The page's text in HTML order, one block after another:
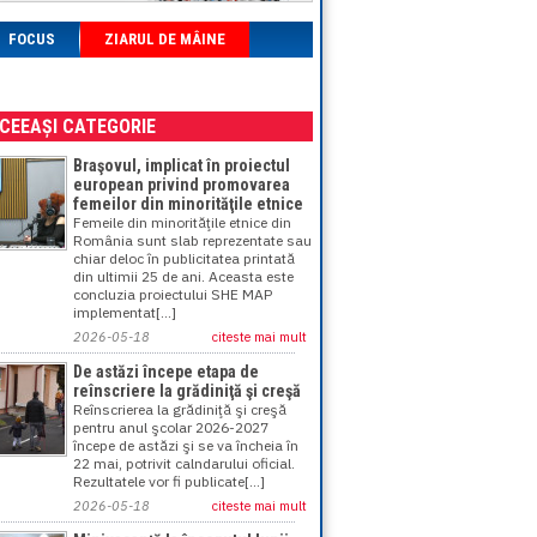
FOCUS ZIARUL DE MÂINE
CATEGORIE
Braşovul, implicat în proiectul
european privind promovarea
femeilor din minorităţile etnice
Femeile din minorităţile etnice din
România sunt slab reprezentate sau
chiar deloc în publicitatea printată
din ultimii 25 de ani. Aceasta este
concluzia proiectului SHE MAP
implementat[...]
2026-05-18 citeste mai mult
De astăzi începe etapa de
reînscriere la grădiniţă şi creşă
Reînscrierea la grădiniţă şi creşă
pentru anul şcolar 2026-2027
începe de astăzi şi se va încheia în
22 mai, potrivit calndarului oficial.
Rezultatele vor fi publicate[...]
2026-05-18 citeste mai mult